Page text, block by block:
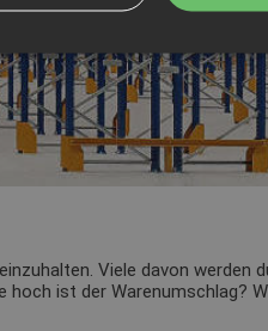
Viele davon
hoch ist der Warenumschlag?